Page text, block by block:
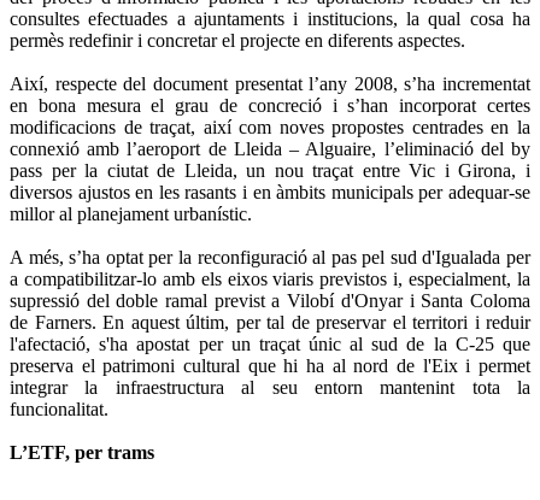
consultes efectuades a ajuntaments i institucions, la qual cosa ha
permès redefinir i concretar el projecte en diferents aspectes.
Així, respecte del document presentat l’any 2008, s’ha incrementat
en bona mesura el grau de concreció i s’han incorporat certes
modificacions de traçat, així com noves propostes centrades en la
connexió amb l’aeroport de Lleida – Alguaire, l’eliminació del by
pass per la ciutat de Lleida, un nou traçat entre Vic i Girona, i
diversos ajustos en les rasants i en àmbits municipals per adequar-se
millor al planejament urbanístic.
A més, s’ha optat per la reconfiguració al pas pel sud d'Igualada per
a compatibilitzar-lo amb els eixos viaris previstos i, especialment, la
supressió del doble ramal previst a Vilobí d'Onyar i Santa Coloma
de Farners. En aquest últim, per tal de preservar el territori i reduir
l'afectació, s'ha apostat per un traçat únic al sud de la C-25 que
preserva el patrimoni cultural que hi ha al nord de l'Eix i permet
integrar la infraestructura al seu entorn mantenint tota la
funcionalitat.
L’ETF, per trams